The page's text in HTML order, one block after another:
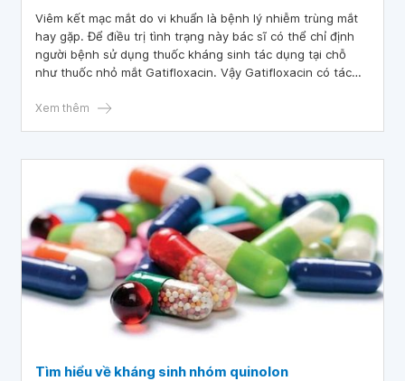
Viêm kết mạc mắt do vi khuẩn là bệnh lý nhiễm trùng mắt
hay gặp. Để điều trị tình trạng này bác sĩ có thể chỉ định
người bệnh sử dụng thuốc kháng sinh tác dụng tại chỗ
như thuốc nhỏ mắt Gatifloxacin. Vậy Gatifloxacin có tác
Xem thêm
Tìm hiểu về kháng sinh nhóm quinolon